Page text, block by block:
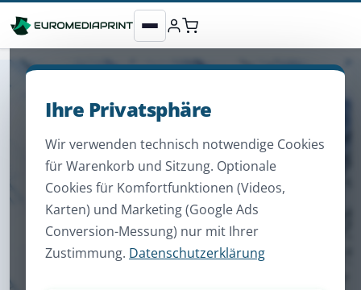
Ihre Privatsphäre
Wir verwenden technisch notwendige Cookies
für Warenkorb und Sitzung. Optionale
Cookies für Komfortfunktionen (Videos,
Karten) und Marketing (Google Ads
Conversion-Messung) nur mit Ihrer
Zustimmung. Datenschutzerklärung